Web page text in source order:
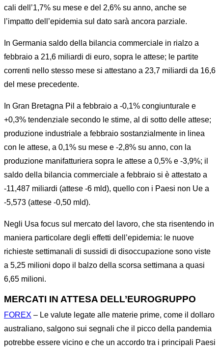
cali dell’1,7% su mese e del 2,6% su anno, anche se
l’impatto dell’epidemia sul dato sarà ancora parziale.
In Germania saldo della bilancia commerciale in rialzo a
febbraio a 21,6 miliardi di euro, sopra le attese; le partite
correnti nello stesso mese si attestano a 23,7 miliardi da 16,6
del mese precedente.
In Gran Bretagna Pil a febbraio a -0,1% congiunturale e
+0,3% tendenziale secondo le stime, al di sotto delle attese;
produzione industriale a febbraio sostanzialmente in linea
con le attese, a 0,1% su mese e -2,8% su anno, con la
produzione manifatturiera sopra le attese a 0,5% e -3,9%; il
saldo della bilancia commerciale a febbraio si è attestato a
-11,487 miliardi (attese -6 mld), quello con i Paesi non Ue a
-5,573 (attese -0,50 mld).
Negli Usa focus sul mercato del lavoro, che sta risentendo in
maniera particolare degli effetti dell’epidemia: le nuove
richieste settimanali di sussidi di disoccupazione sono viste
a 5,25 milioni dopo il balzo della scorsa settimana a quasi
6,65 milioni.
MERCATI IN ATTESA DELL’EUROGRUPPO
FOREX – Le valute legate alle materie prime, come il dollaro
australiano, salgono sui segnali che il picco della pandemia
potrebbe essere vicino e che un accordo tra i principali Paesi